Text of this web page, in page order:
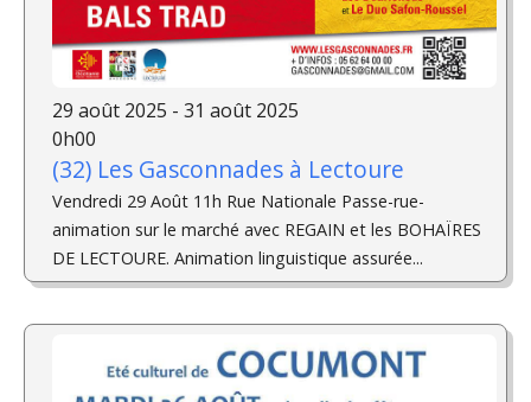
29 août 2025 - 31 août 2025
0h00
(32) Les Gasconnades à Lectoure
Vendredi 29 Août 11h Rue Nationale Passe-rue-
animation sur le marché avec REGAIN et les BOHAÏRES
DE LECTOURE. Animation linguistique assurée...